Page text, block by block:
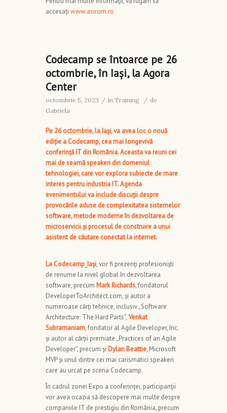
accesați www.asirom.ro
Codecamp se întoarce pe 26
octombrie, în Iași, la Agora
Center
octombrie 5, 2023 / în Training / de
Gabriela
Pe 26 octombrie, la Iași, va avea loc o nouă
ediție a Codecamp, cea mai longevivă
conferință IT din România. Aceasta va reuni cei
mai de seamă speakeri din domeniul
tehnologiei, care vor explora subiecte de mare
interes pentru industria IT. Agenda
evenimentului va include discuții despre
provocările aduse de complexitatea sistemelor
software, metode moderne în dezvoltarea de
microservicii și procesul de construire a unui
asistent de căutare conectat la internet.
La Codecamp_Iași, vor fi prezenți profesioniști
de renume la nivel global în dezvoltarea
software, precum Mark Richards, fondatorul
DeveloperToArchitect.com, și autor a
numeroase cărți tehnice, inclusiv „Software
Architecture: The Hard Parts”, Venkat
Subramaniam, fondator al Agile Developer, Inc.
și autor al cărții premiate „Practices of an Agile
Developer”, precum și Dylan Beattie, Microsoft
MVP și unul dintre cei mai carismatici speakeri
care au urcat pe scena Codecamp.
În cadrul zonei Expo a conferinței, participanții
vor avea ocazia să descopere mai multe despre
companiile IT de prestigiu din România, precum